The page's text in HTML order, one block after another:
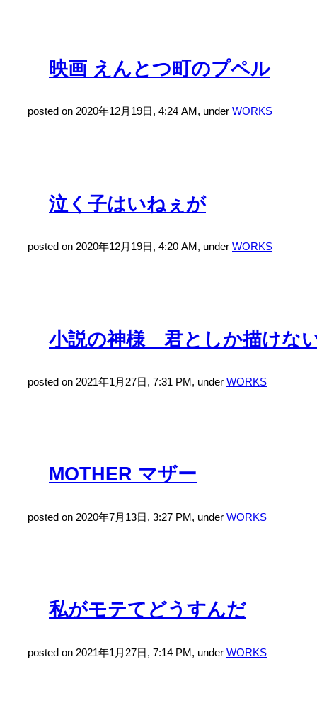
映画 えんとつ町のプペル
posted on 2020年12月19日, 4:24 AM, under WORKS
泣く子はいねぇが
posted on 2020年12月19日, 4:20 AM, under WORKS
小説の神様 君としか描けな
posted on 2021年1月27日, 7:31 PM, under WORKS
MOTHER マザー
posted on 2020年7月13日, 3:27 PM, under WORKS
私がモテてどうすんだ
posted on 2021年1月27日, 7:14 PM, under WORKS